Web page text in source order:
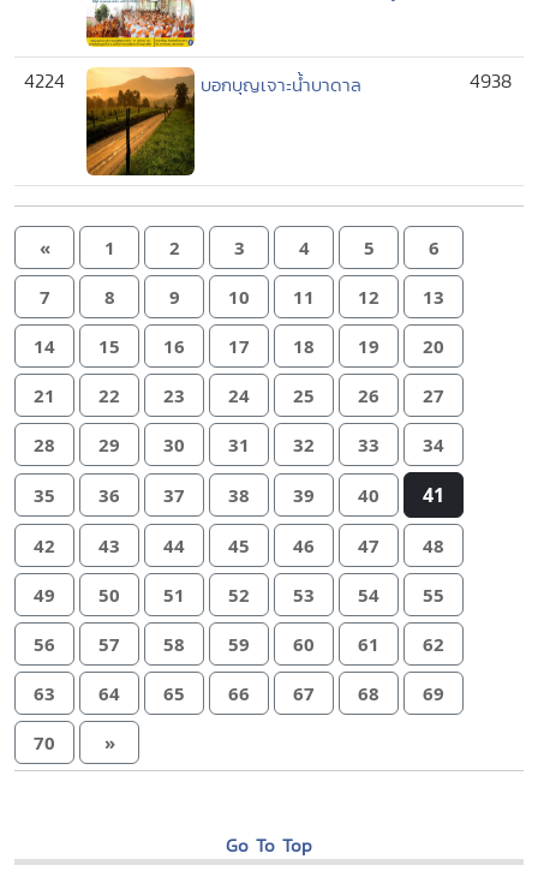
4224 บอกบุญเจาะน้ำบาดาล 4938
« 1 2 3 4 5 6
7 8 9 10 11 12 13
14 15 16 17 18 19 20
21 22 23 24 25 26 27
28 29 30 31 32 33 34
35 36 37 38 39 40 41
42 43 44 45 46 47 48
49 50 51 52 53 54 55
56 57 58 59 60 61 62
63 64 65 66 67 68 69
70 »
Go To Top